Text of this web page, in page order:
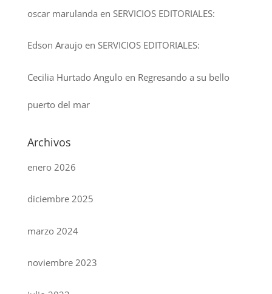
oscar marulanda en SERVICIOS EDITORIALES:
Edson Araujoen SERVICIOS EDITORIALES:
Cecilia Hurtado Anguloen Regresando a su bello
puerto del mar
Archivos
enero 2026
diciembre 2025
marzo 2024
noviembre 2023